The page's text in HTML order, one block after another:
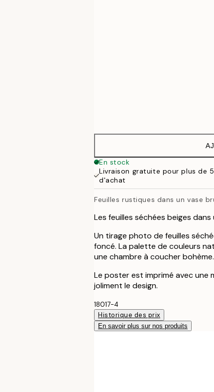
En stock
Livraison gratuite pour plus de
d'achat
Feuilles rustiques dans un vase
Les feuilles séchées beiges
Un tirage photo de feuilles
foncé. La palette de couleurs
une chambre à coucher bohème.
Le poster est imprimé avec une
joliment le design.
18017-4
Historique des prix
En savoir plus sur nos produits